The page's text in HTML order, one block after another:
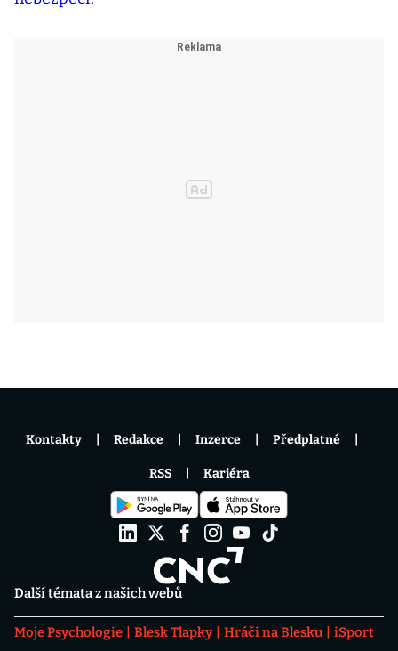
Další témata z našich webů
Moje Psychologie Blesk Tlapky Hráči na Blesku
iSport
Kontakty Redakce Inzerce Předplatné
RSS Kariéra